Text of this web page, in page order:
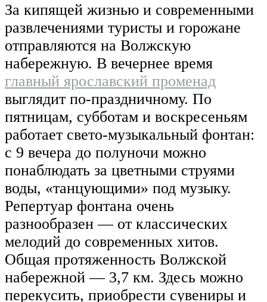
За кипящей жизнью и современными
развлечениями туристы и горожане
отправляются на Волжскую
набережную. В вечернее время
главный ярославский променад
выглядит по-праздничному. По
пятницам, субботам и воскресеньям
работает свето-музыкальный фонтан:
с 9 вечера до полуночи можно
понаблюдать за цветными струями
воды, «танцующими» под музыку.
Репертуар фонтана очень
разнообразен — от классических
мелодий до современных хитов.
Общая протяженность Волжской
набережной — 3,7 км. Здесь можно
перекусить, приобрести сувениры и